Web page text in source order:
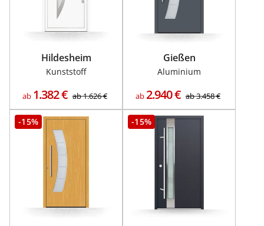
Hildesheim
Kunststoff
ab 1.382€ ab1.626€
Gießen
Aluminium
ab2.940€ ab3.458€
-15% -15%